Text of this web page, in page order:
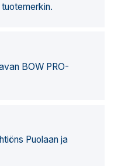
BOW PRO-
Puolaan ja